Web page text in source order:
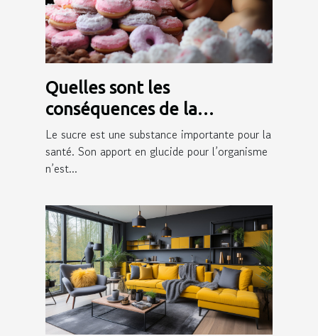
Quelles sont les
conséquences de la
consommation du sucre sur
la peau ?
Le sucre est une substance importante pour la
santé. Son apport en glucide pour l’organisme
n’est...